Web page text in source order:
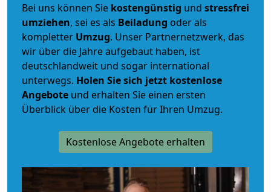
Bei uns können Sie kostengünstig und stressfrei
umziehen, sei es als Beiladung oder als
kompletter Umzug. Unser Partnernetzwerk, das
wir über die Jahre aufgebaut haben, ist
deutschlandweit und sogar international
unterwegs. Holen Sie sich jetzt kostenlose
Angebote und erhalten Sie einen ersten
Überblick über die Kosten für Ihren Umzug.
Kostenlose Angebote erhalten